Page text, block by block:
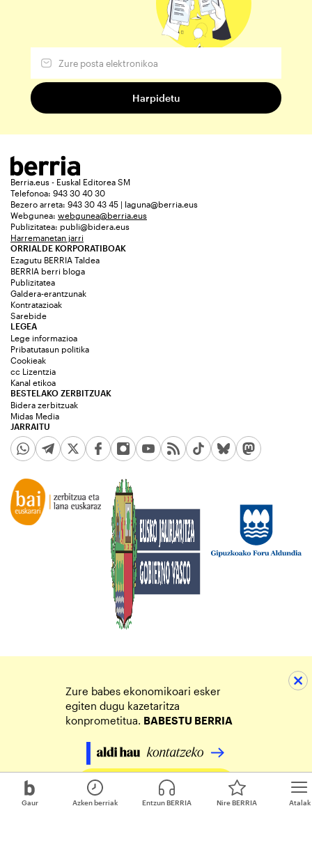
Gaur Atalak
Azken berriak Entzun BERRIA Nire BERRIA
Berria.eus - Euskal Editorea SM
Telefonoa: 943 30 40 30
Bezero arreta: 943 30 43 45 | laguna@berria.eus
Webgunea: webgunea@berria.eus
Publizitatea: publi@bidera.eus
Harremanetan jarri
ORRIALDE KORPORATIBOAK
Ezagutu BERRIA Taldea
BERRIA berri bloga
Publizitatea
Galdera-erantzunak
Kontratazioak
Sarebide
JARRAITU
LEGEA
Lege informazioa
Pribatutasun politika
Cookieak
cc Lizentzia
Kanal etikoa
BESTELAKO ZERBITZUAK
Bidera zerbitzuak
Midas Media
Zure babes ekonomikoari esker
egiten dugu kazetaritza
konprometitua. BABESTU BERRIA
Egin zure ekarpena